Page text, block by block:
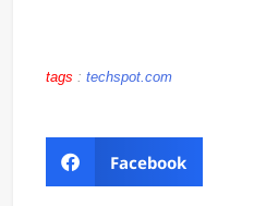
tags : techspot.com
Facebook